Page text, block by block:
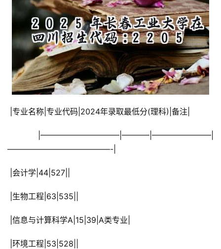
|专业名称|专业代码|2024年录取最低分(理科)|备注|
—————————————-|
|会计学|44|527||
|生物工程|63|535||
|信息与计算科学A|15|39|A类专业|
|环境工程|53|528||